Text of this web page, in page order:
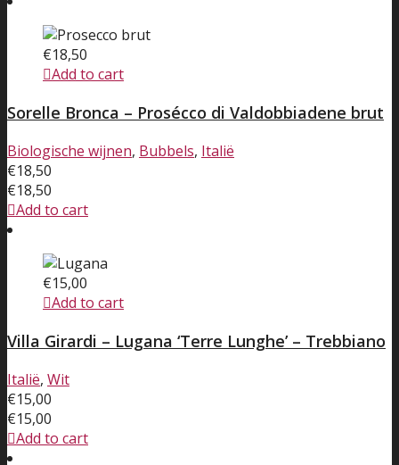
€18,50
Add to cart
Sorelle Bronca – Prosécco di Valdobbiadene brut
Biologische wijnen, Bubbels, Italië
€18,50
€18,50
Add to cart
€15,00
Add to cart
Villa Girardi – Lugana ‘Terre Lunghe’ – Trebbiano
Italië, Wit
€15,00
€15,00
Add to cart